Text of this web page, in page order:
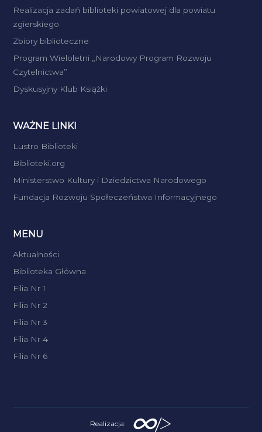
Realizacja zadań biblioteki powiatowej dla powiatu
zgierskiego
Zbiory biblioteczne
Program Wieloletni „Narodowy Program Rozwoju
Czytelnictwa”
Dyskusyjny Klub Książki
WAŻNE LINKI
Lustro Biblioteki
Biblioteki.org
Ministerstwo Kultury i Dziedzictwa Narodowego
Fundacja Rozwoju Społeczeństwa Informacyjnego
MENU
Aktualności
Biblioteka Główna
Filia Nr 1
Filia Nr 2
Filia Nr 3
Filia Nr 4
Filia Nr 6
Realizacja: